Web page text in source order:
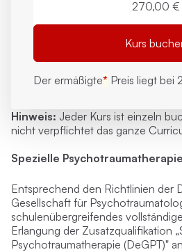
Hinweis: Jeder Kurs ist einzeln
nicht verpflichtet das ganze
Spezielle
Entsprechend den Richtlinien der
Gesellschaft für
schulenübergreifendes
Erlangung der Zusatzqualifikation
Psychotraumatherapie (DeGPT)"
270,00 €
Kurs
Der ermäßigte* Preis liegt bei